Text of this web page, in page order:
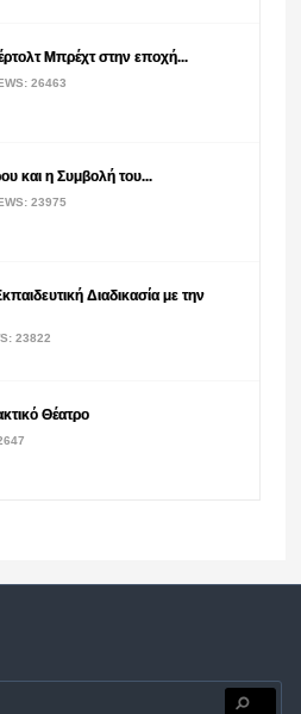
Μπρέχτ στην εποχή...
26463
και η Συμβολή του...
23975
Διαδικασία με την
23822
Θέατρο